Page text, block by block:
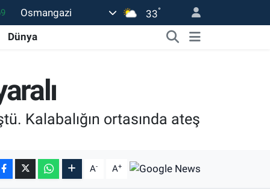
Osmangazi 33°
Dünya
Kalabalığın ortasında ateş
A- A+